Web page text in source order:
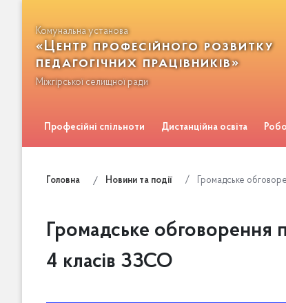
Комунальна установа
«Центр професійного розвитку
педагогічних працівників»
Міжгірської селищної ради
Професійні спільноти Дистанційна освіта
Головна Новини та події Громадське
Громадське обговорення
4 класів ЗЗСО